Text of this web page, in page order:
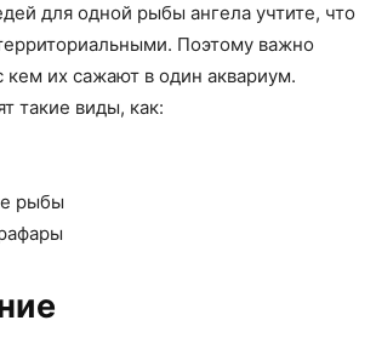
для одной рыбы ангела учтите, что
Поэтому важно
кем их сажают в один аквариум.
такие виды, как:
рыбы